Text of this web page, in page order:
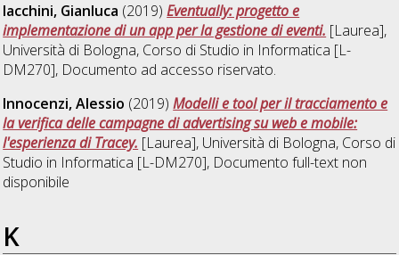
Iacchini, Gianluca (2019)Eventually: progetto e
implementazione di un app per la gestione di eventi. [Laurea],
Università di Bologna, Corso di Studio in Informatica [L-
DM270], Documento ad accesso riservato.
Innocenzi, Alessio (2019)Modelli e tool per il tracciamento e
la verifica delle campagne di advertising su web e mobile:
l'esperienza di Tracey. [Laurea], Università di Bologna, Corso di
Studio in Informatica [L-DM270], Documento full-text non
disponibile
K